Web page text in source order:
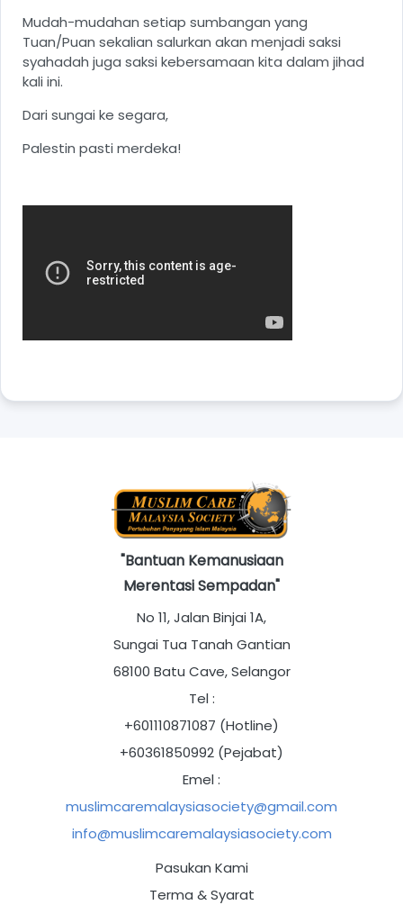
Mudah-mudahan setiap sumbangan yang
Tuan/Puan sekalian salurkan akan menjadi saksi
syahadah juga saksi kebersamaan kita dalam jihad
kali ini.
Dari sungai ke segara,
Palestin pasti merdeka!
"Bantuan Kemanusiaan
Merentasi Sempadan"
No 11, Jalan Binjai 1A,
Sungai Tua Tanah Gantian
68100 Batu Cave, Selangor
Tel :
+601110871087 (Hotline)
+60361850992 (Pejabat)
Emel :
muslimcaremalaysiasociety@gmail.com
info@muslimcaremalaysiasociety.com
Pasukan Kami
Terma & Syarat